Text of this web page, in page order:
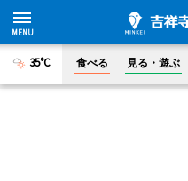
35°C 食べる 見る・遊ぶ